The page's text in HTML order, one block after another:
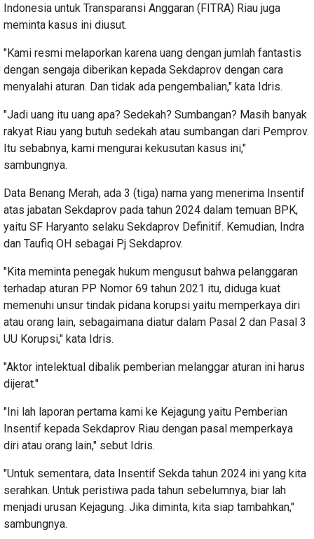
Indonesia untuk Transparansi Anggaran (FITRA) Riau juga
meminta kasus ini diusut.
"Kami resmi melaporkan karena uang dengan jumlah fantastis
dengan sengaja diberikan kepada Sekdaprov dengan cara
menyalahi aturan. Dan tidak ada pengembalian," kata Idris.
"Jadi uang itu uang apa? Sedekah? Sumbangan? Masih banyak
rakyat Riau yang butuh sedekah atau sumbangan dari Pemprov.
Itu sebabnya, kami mengurai kekusutan kasus ini,"
sambungnya.
Data Benang Merah, ada 3 (tiga) nama yang menerima Insentif
atas jabatan Sekdaprov pada tahun 2024 dalam temuan BPK,
yaitu SF Haryanto selaku Sekdaprov Definitif. Kemudian, Indra
dan Taufiq OH sebagai Pj Sekdaprov.
"Kita meminta penegak hukum mengusut bahwa pelanggaran
terhadap aturan PP Nomor 69 tahun 2021 itu, diduga kuat
memenuhi unsur tindak pidana korupsi yaitu memperkaya diri
atau orang lain, sebagaimana diatur dalam Pasal 2 dan Pasal 3
UU Korupsi," kata Idris.
"Aktor intelektual dibalik pemberian melanggar aturan ini harus
dijerat."
"Ini lah laporan pertama kami ke Kejagung yaitu Pemberian
Insentif kepada Sekdaprov Riau dengan pasal memperkaya
diri atau orang lain," sebut Idris.
"Untuk sementara, data Insentif Sekda tahun 2024 ini yang kita
serahkan. Untuk peristiwa pada tahun sebelumnya, biar lah
menjadi urusan Kejagung. Jika diminta, kita siap tambahkan,"
sambungnya.